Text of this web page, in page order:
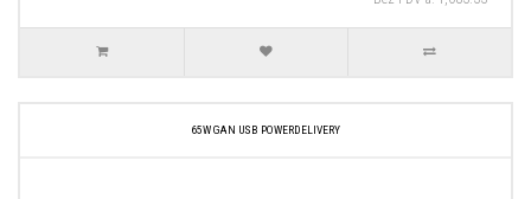
65W GAN USB POWERDELIVERY